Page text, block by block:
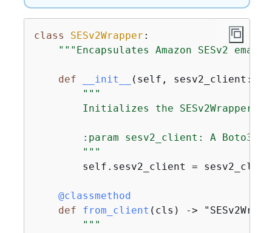
class SESv2Wrapper :
"""Encapsulates Amazon SESv2
def __init__ ( self, sesv2_client:
"""
Initializes the SESv2Wrapper
:param sesv2_client: A Boto3
        """
self.sesv2_client =
    @classmethod
def
from_client ( cls ) ->
"""